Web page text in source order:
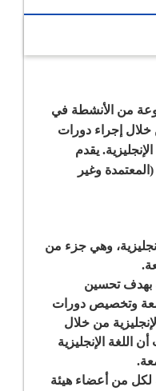
من الأنشطة في
خلال إجراء دورات
يقدم
وغير
وهي جزء من
بهدف تحسين
وتخصيص دورات
من خلال
اللغة الإنجليزية
لكل من أعضاء هيئة